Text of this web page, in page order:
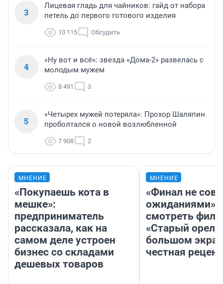
3
Лицевая гладь для чайников: гайд от набора
петель до первого готового изделия
10 115 Обсудить
4
«Ну вот и всё»: звезда «Дома-2» развелась с
молодым мужем
8 491 3
5
«Четырех мужей потеряла»: Прохор Шаляпин
проболтался о новой возлюбленной
7 908 2
МНЕНИЕ
«Покупаешь кота в
мешке»:
предприниматель
рассказала, как на
самом деле устроен
бизнес со складами
дешевых товаров
МНЕНИЕ
«Финал не
ожиданиями»:
смотреть
«Старый орел»
большом
честная